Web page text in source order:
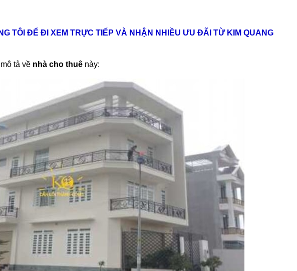
TÔI ĐỂ ĐI XEM TRỰC TIẾP VÀ NHẬN NHIỀU ƯU ĐÃI TỪ KIM QUANG
tả về nhà cho thuê này: